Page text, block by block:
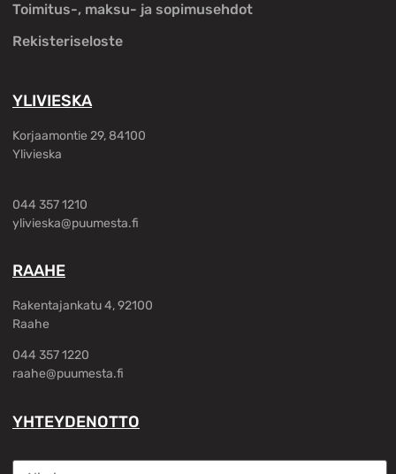
Toimitus-, maksu- ja sopimusehdot
Rekisteriseloste
YLIVIESKA
Korjaamontie 29, 84100
Ylivieska
044 357 1210
ylivieska@puumesta.fi
RAAHE
Rakentajankatu 4, 92100
Raahe
044 357 1220
raahe@puumesta.fi
YHTEYDENOTTO